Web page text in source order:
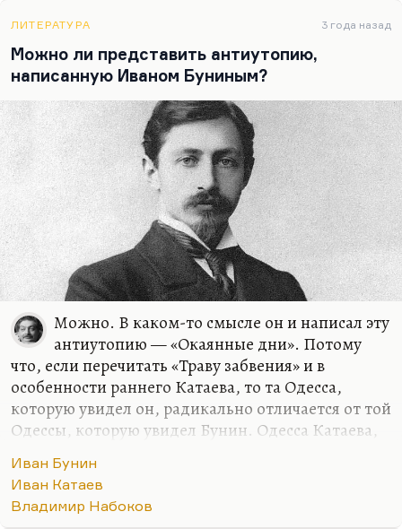
Господи боже мой, тебе 24 года. Если бы мне
было бы 24 года — пешком пошел бы в Россию,
ноги стер бы до колен». Это бунинские
внутренние противоречия естественны и очень
мною уважаемы. Это как Толстой идет по Арбату
с Сулержицким, и тот…
ЛИТЕРАТУРА 3 года назад
Можно ли представить антиутопию,
написанную Иваном Буниным?
Можно. В каком-то смысле он и написал эту
антиутопию — «Окаянные дни». Потому
что, если перечитать «Траву забвения» и в
особенности раннего Катаева, то та Одесса,
которую увидел он, радикально отличается от той
Одессы, которую увидел Бунин. Одесса Катаева,
это уже поздняя вещь),— это упоительная,
безумная такая, революционная утопия молодых
поэтов, хотя изнанку этой утопии с пугающей
Иван Бунин
Иван Катаев
Владимир Набоков